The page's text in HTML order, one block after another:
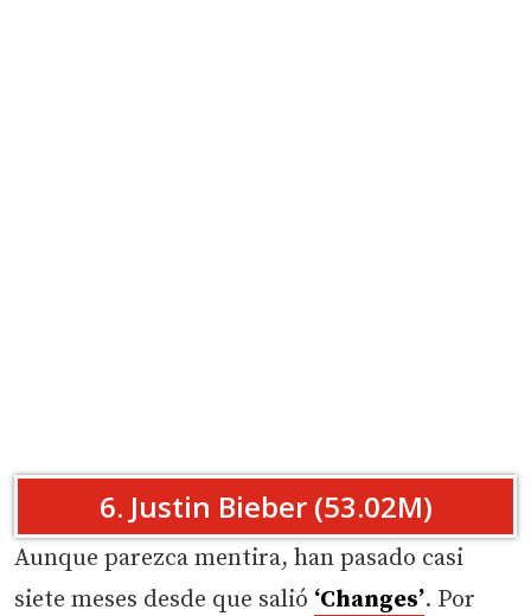
6. Justin Bieber (53.02M)
Aunque parezca mentira, han pasado casi
siete meses desde que salió ‘Changes’. Por